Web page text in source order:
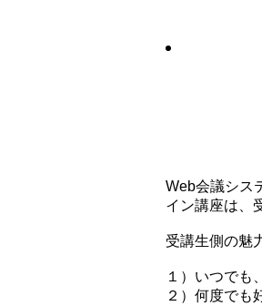
Web会議シス
イン講座は、
受講生側の魅
１）いつでも
２）何度でも